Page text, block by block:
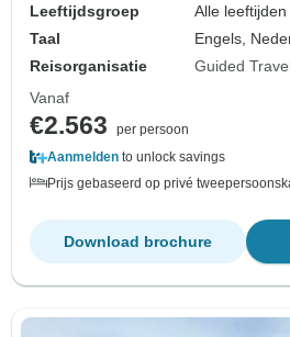
Leeftijdsgroep
Alle
Taal
Engels,
Reisorganisatie
Guided
Vanaf
€2.563
per persoon
Aanmelden to unlock savings
Prijs gebaseerd op privé
Download brochure